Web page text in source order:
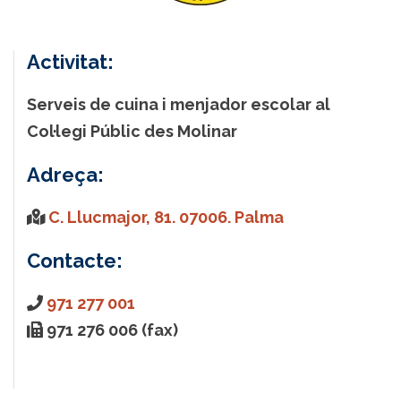
Activitat:
Serveis de cuina i menjador escolar al
Col·legi Públic des Molinar
Adreça:
C. Llucmajor, 81. 07006. Palma
Contacte:
971 277 001
971 276 006 (fax)